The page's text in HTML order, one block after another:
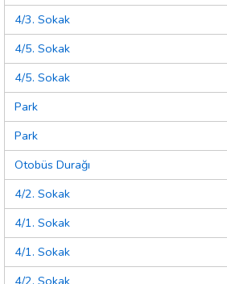
4/3. Sokak
4/5. Sokak
4/5. Sokak
Park
Park
Otobüs Durağı
4/2. Sokak
4/1. Sokak
4/1. Sokak